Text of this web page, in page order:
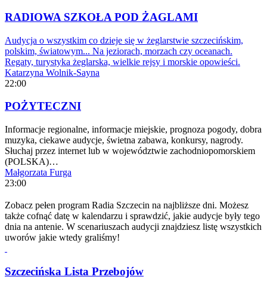
RADIOWA SZKOŁA POD ŻAGLAMI
Audycja o wszystkim co dzieje się w żeglarstwie szczecińskim,
polskim, światowym... Na jeziorach, morzach czy oceanach.
Regaty, turystyka żeglarska, wielkie rejsy i morskie opowieści.
Katarzyna Wolnik-Sayna
22:00
POŻYTECZNI
Informacje regionalne, informacje miejskie, prognoza pogody, dobra
muzyka, ciekawe audycje, świetna zabawa, konkursy, nagrody.
Słuchaj przez internet lub w województwie zachodniopomorskiem
(POLSKA)…
Małgorzata Furga
23:00
Zobacz pełen program Radia Szczecin na najbliższe dni. Możesz
także cofnąć datę w kalendarzu i sprawdzić, jakie audycje były tego
dnia na antenie. W scenariuszach audycji znajdziesz listę wszystkich
uworów jakie wtedy graliśmy!
Szczecińska Lista Przebojów